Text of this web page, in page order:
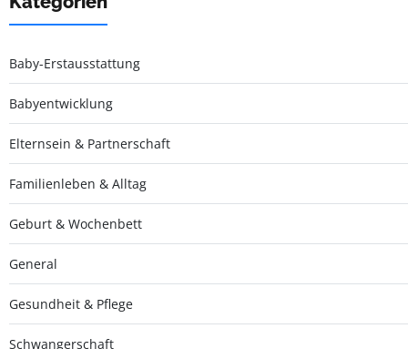
Baby-Erstausstattung
Babyentwicklung
Elternsein & Partnerschaft
Familienleben & Alltag
Geburt & Wochenbett
General
Gesundheit & Pflege
Schwangerschaft